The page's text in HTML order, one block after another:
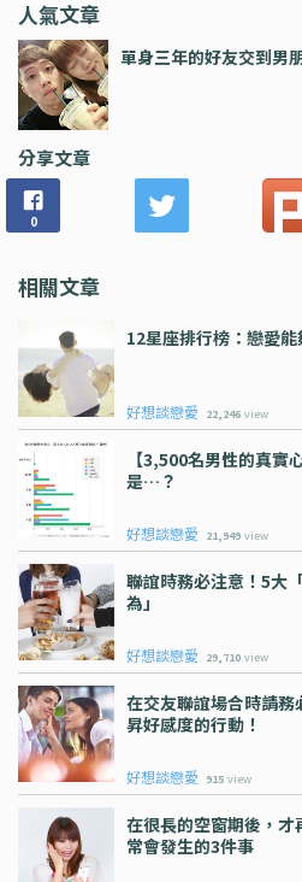
人氣文章
單身三年的好友交到男
分享文章
0
相關文章
12星座排行榜：戀愛
好想談戀愛 22,246 view
【3,500名男性的真實
是…？
好想談戀愛 21,949 view
聯誼時務必注意！5大
為」
好想談戀愛 29,710 view
在交友聯誼場合時請
昇好感度的行動！
好想談戀愛 915 view
在很長的空窗期後，
常會發生的3件事